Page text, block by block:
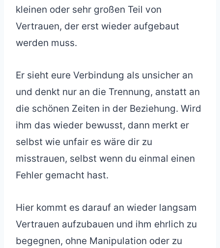
kleinen oder sehr großen Teil von
Vertrauen, der erst wieder aufgebaut
werden muss.
Er sieht eure Verbindung als unsicher an
und denkt nur an die Trennung, anstatt an
die schönen Zeiten in der Beziehung. Wird
ihm das wieder bewusst, dann merkt er
selbst wie unfair es wäre dir zu
misstrauen, selbst wenn du einmal einen
Fehler gemacht hast.
Hier kommt es darauf an wieder langsam
Vertrauen aufzubauen und ihm ehrlich zu
begegnen, ohne Manipulation oder zu